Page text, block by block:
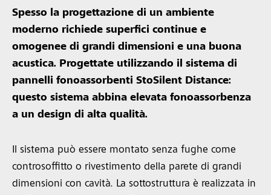
Spesso la progettazione di un ambiente
moderno richiede superfici continue e
omogenee di grandi dimensioni e una buona
acustica. Progettate utilizzando il sistema di
pannelli fonoassorbenti StoSilent Distance:
questo sistema abbina elevata fonoassorbenza
a un design di alta qualità.
Il sistema può essere montato senza fughe come
controsoffitto o rivestimento della parete di grandi
dimensioni con cavità. La sottostruttura è realizzata in